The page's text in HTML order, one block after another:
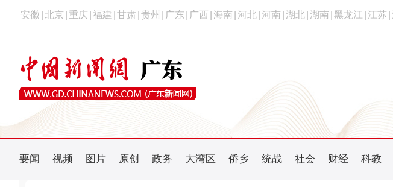
安徽 北京 重庆 福建 甘肃 贵州 广东 广西 海南 河北 河南 湖北 湖南 黑龙江 江苏
要闻 视频 图片 原创 政务 大湾区 侨乡 统战 社会 财经 科教